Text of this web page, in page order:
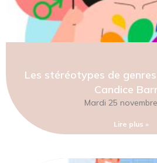
Les stéréotypes de
Candice
Mardi 25
Lire plus »